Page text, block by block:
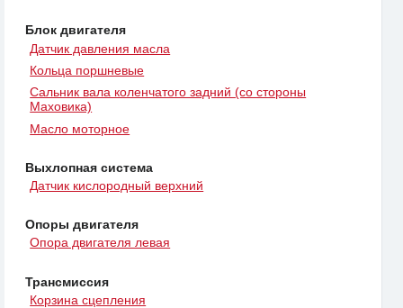
Блок двигателя
Датчик давления масла
Кольца поршневые
Сальник вала коленчатого задний (со стороны
Маховика)
Масло моторное
Выхлопная система
Датчик кислородный верхний
Опоры двигателя
Опора двигателя левая
Трансмиссия
Корзина сцепления